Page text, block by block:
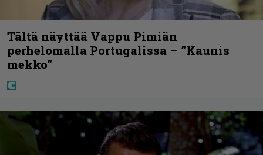
Tältä näyttää Vappu Pimiän
perhelomalla Portugalissa – ”Kaunis
mekko”